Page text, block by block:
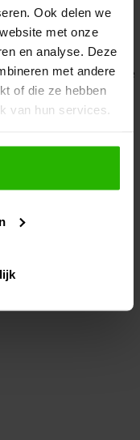
Ook delen we
met onze
en analyse. Deze
met andere
of die ze hebben
van hun services.
Voordeeluitjes.nl
media en
instellen welke
has occurred while
console for more